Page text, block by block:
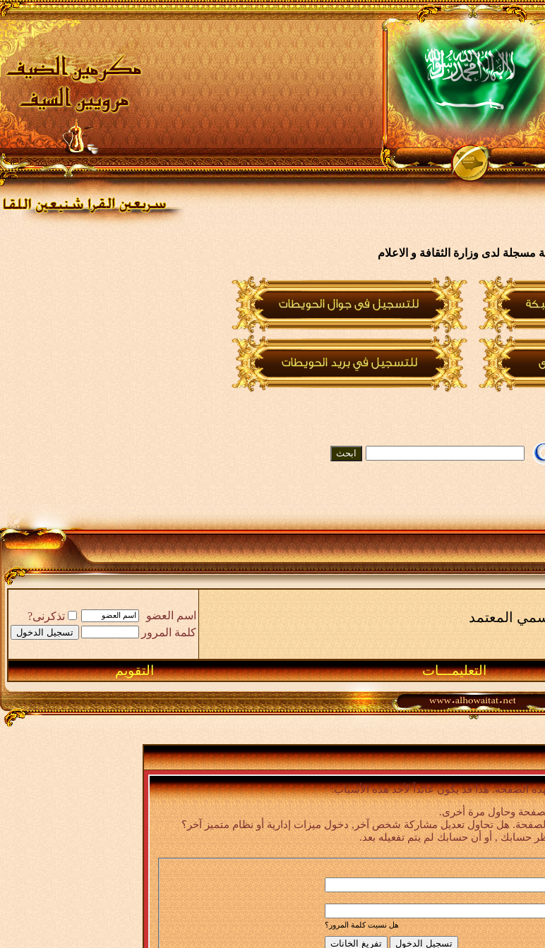
مسجلة لدى وزارة الثقافة و الاعلام
المعتمد اسم العضو
تذكرنى?
كلمة المرور
التعليمـــات التقويم
الصفحة. هذا قد يكون عائداً لأحد هذه الأسباب:
وحاول مرة أخرى.
هل تحاول تعديل مشاركة شخص آخر, دخول ميزات إدارية أو نظام متميز آخر؟
حسابك , أو أن حسابك لم يتم تفعيله بعد.
هل نسيت كلمة المرور؟